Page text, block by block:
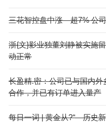
三花智控盘中涨—超7% 公
浙{文}影业独董刘静被实施
动正常
长盈精.密：公司已与国内
合作，并已有订单进入量产
每日一词 | 黄金从?“—历史